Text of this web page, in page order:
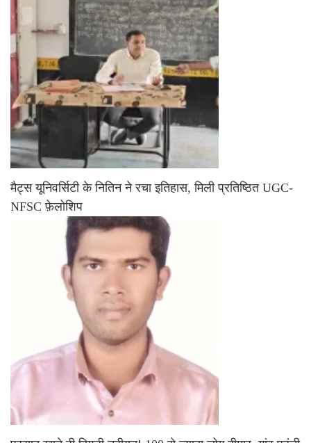
मैट्स यूनिवर्सिटी के नितिन ने रचा इतिहास, मिली प्रतिष्ठित UGC-
NFSC फ़ेलोशिप